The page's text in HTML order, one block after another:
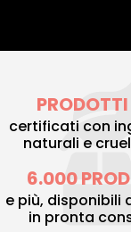
certificati con
naturali e
6.000
e più, disponibili
in pronta